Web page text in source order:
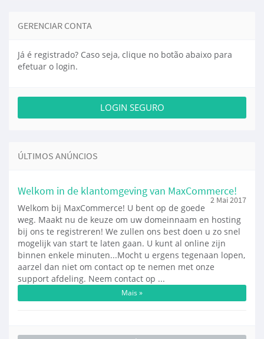
GERENCIAR CONTA
Já é registrado? Caso seja, clique no botão abaixo para
efetuar o login.
LOGIN SEGURO
ÚLTIMOS ANÚNCIOS
Welkom in de klantomgeving van MaxCommerce!
2 Mai 2017
Welkom bij MaxCommerce! U bent op de goede
weg. Maakt nu de keuze om uw domeinnaam en hosting
bij ons te registreren! We zullen ons best doen u zo snel
mogelijk van start te laten gaan. U kunt al online zijn
binnen enkele minuten...Mocht u ergens tegenaan lopen,
aarzel dan niet om contact op te nemen met onze
support afdeling. Neem contact op ...
Mais »